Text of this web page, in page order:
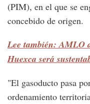
(PIM), en el que se
concebido de origen.
Lee también: AMLO
Huexca será
"El gasoducto pasa
ordenamiento